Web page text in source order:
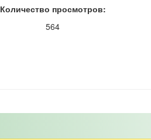
Количество просмотров:
564